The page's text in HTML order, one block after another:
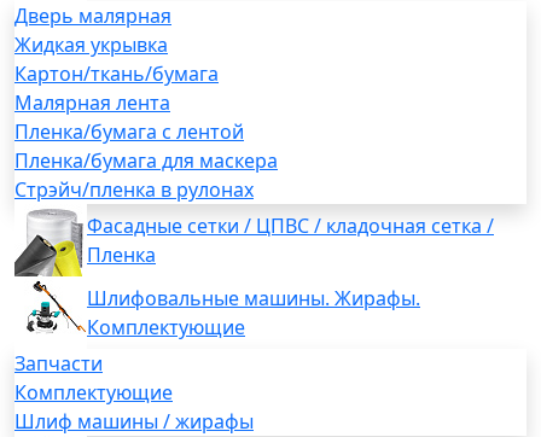
Дверь малярная
Жидкая укрывка
Картон/ткань/бумага
Малярная лента
Пленка/бумага с лентой
Пленка/бумага для маскера
Стрэйч/пленка в рулонах
Фасадные сетки / ЦПВС / кладочная сетка /
Пленка
Шлифовальные машины. Жирафы.
Комплектующие
Запчасти
Комплектующие
Шлиф машины / жирафы